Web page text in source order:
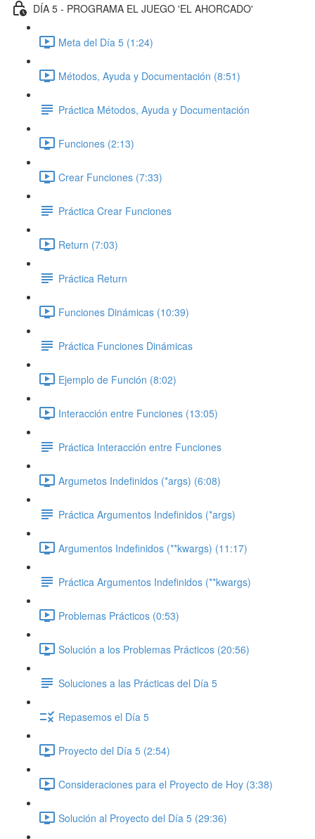
DÍA 5 - PROGRAMA EL JUEGO 'EL AHORCADO'
Meta del Día 5 (1:24)
Métodos, Ayuda y Documentación (8:51)
Práctica Métodos, Ayuda y Documentación
Funciones (2:13)
Crear Funciones (7:33)
Práctica Crear Funciones
Return (7:03)
Práctica Return
Funciones Dinámicas (10:39)
Práctica Funciones Dinámicas
Ejemplo de Función (8:02)
Interacción entre Funciones (13:05)
Práctica Interacción entre Funciones
Argumetos Indefinidos (*args) (6:08)
Práctica Argumentos Indefinidos (*args)
Argumentos Indefinidos (**kwargs) (11:17)
Práctica Argumentos Indefinidos (**kwargs)
Problemas Prácticos (0:53)
Solución a los Problemas Prácticos (20:56)
Soluciones a las Prácticas del Día 5
Repasemos el Día 5
Proyecto del Día 5 (2:54)
Consideraciones para el Proyecto de Hoy (3:38)
Solución al Proyecto del Día 5 (29:36)